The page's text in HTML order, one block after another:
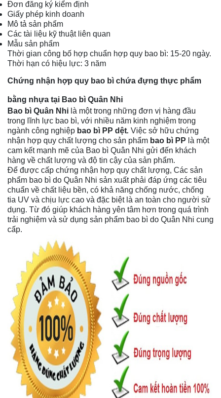
Đơn đăng ký kiểm định
Giấy phép kinh doanh
Mô tả sản phẩm
Các tài liệu kỹ thuật liên quan
Mẫu sản phẩm
Thời gian công bố hợp chuẩn hợp quy bao bì: 15-20 ngày.
Thời hạn có hiệu lực: 3 năm
Chứng nhận hợp quy bao bì chứa đựng thực phẩm
bằng nhựa tại Bao bì Quân Nhi
Bao bì Quân Nhi là một trong những đơn vị hàng đầu
trong lĩnh lực bao bì, với nhiều năm kinh nghiệm trong
ngành công nghiệp bao bì PP dệt. Việc sở hữu chứng
nhận hợp quy chất lượng cho sản phẩm bao bì PP là một
cam kết mạnh mẽ của Bao bì Quân Nhi gửi đến khách
hàng về chất lượng và độ tin cậy của sản phẩm.
Để được cấp chứng nhận hợp quy chất lượng, Các sản
phẩm bao bì do Quân Nhi sản xuất phải đáp ứng các tiêu
chuẩn về chất liệu bền, có khả năng chống nước, chống
tia UV và chịu lực cao và đặc biệt là an toàn cho người sử
dụng. Từ đó giúp khách hàng yên tâm hơn trong quá trình
trải nghiệm và sử dụng sản phẩm bao bì do Quân Nhi cung
cấp.